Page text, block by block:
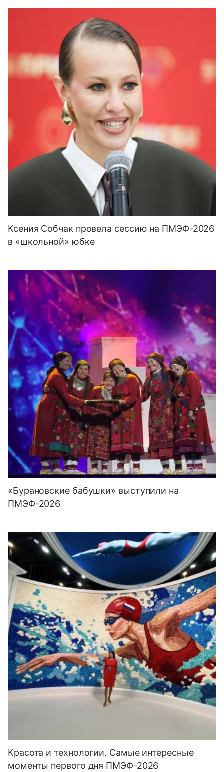
Ксения Собчак провела сессию на ПМЭФ-2026
в «школьной» юбке
«Бурановские бабушки» выступили на
ПМЭФ-2026
Красота и технологии. Самые интересные
моменты первого дня ПМЭФ-2026